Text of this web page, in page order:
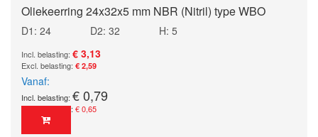
Oliekeerring 24x32x5 mm NBR (Nitril) type WBO
D1: 24 D2: 32
H: 5
€ 3,13
€ 2,59
Vanaf
€ 0,79
€ 0,65